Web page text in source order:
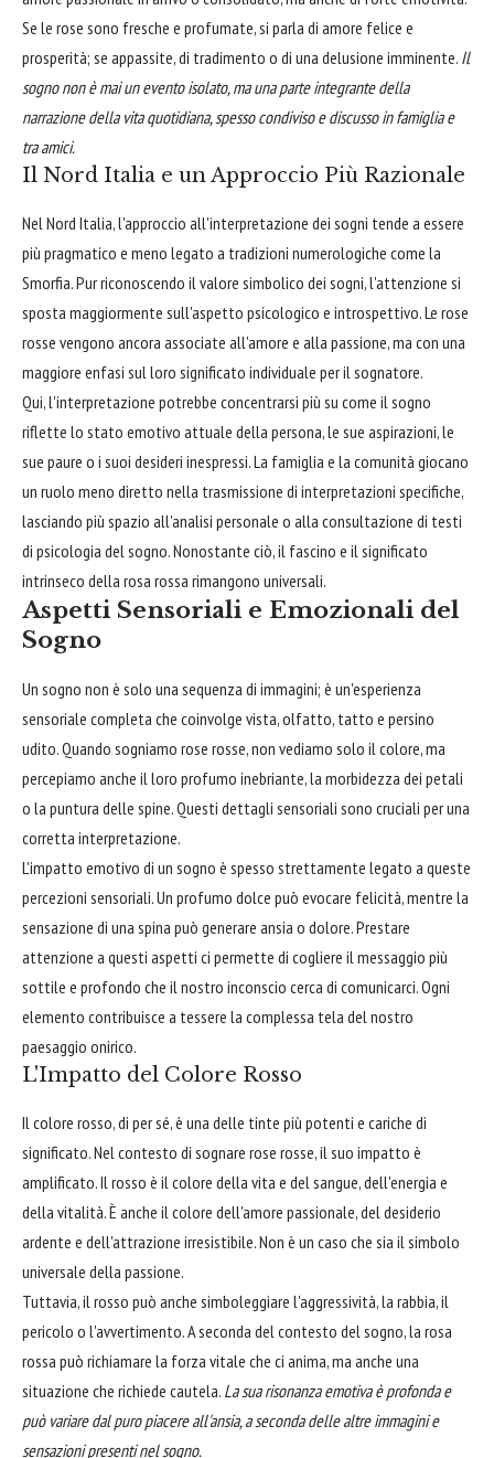
Se le rose sono fresche e profumate, si parla di amore felice e
prosperità; se appassite, di tradimento o di una delusione imminente. Il
sogno non è mai un evento isolato, ma una parte integrante della
narrazione della vita quotidiana, spesso condiviso e discusso in famiglia e
tra amici.
Il Nord Italia e un Approccio Più Razionale
Nel Nord Italia, l'approccio all'interpretazione dei sogni tende a essere
più pragmatico e meno legato a tradizioni numerologiche come la
Smorfia. Pur riconoscendo il valore simbolico dei sogni, l'attenzione si
sposta maggiormente sull'aspetto psicologico e introspettivo. Le rose
rosse vengono ancora associate all'amore e alla passione, ma con una
maggiore enfasi sul loro significato individuale per il sognatore.
Qui, l'interpretazione potrebbe concentrarsi più su come il sogno
riflette lo stato emotivo attuale della persona, le sue aspirazioni, le
sue paure o i suoi desideri inespressi. La famiglia e la comunità giocano
un ruolo meno diretto nella trasmissione di interpretazioni specifiche,
lasciando più spazio all'analisi personale o alla consultazione di testi
di psicologia del sogno. Nonostante ciò, il fascino e il significato
intrinseco della rosa rossa rimangono universali.
Aspetti Sensoriali e Emozionali del
Sogno
Un sogno non è solo una sequenza di immagini; è un'esperienza
sensoriale completa che coinvolge vista, olfatto, tatto e persino
udito. Quando sogniamo rose rosse, non vediamo solo il colore, ma
percepiamo anche il loro profumo inebriante, la morbidezza dei petali
o la puntura delle spine. Questi dettagli sensoriali sono cruciali per una
corretta interpretazione.
L'impatto emotivo di un sogno è spesso strettamente legato a queste
percezioni sensoriali. Un profumo dolce può evocare felicità, mentre la
sensazione di una spina può generare ansia o dolore. Prestare
attenzione a questi aspetti ci permette di cogliere il messaggio più
sottile e profondo che il nostro inconscio cerca di comunicarci. Ogni
elemento contribuisce a tessere la complessa tela del nostro
paesaggio onirico.
L'Impatto del Colore Rosso
Il colore rosso, di per sé, è una delle tinte più potenti e cariche di
significato. Nel contesto di sognare rose rosse, il suo impatto è
amplificato. Il rosso è il colore della vita e del sangue, dell'energia e
della vitalità. È anche il colore dell'amore passionale, del desiderio
ardente e dell'attrazione irresistibile. Non è un caso che sia il simbolo
universale della passione.
Tuttavia, il rosso può anche simboleggiare l'aggressività, la rabbia, il
pericolo o l'avvertimento. A seconda del contesto del sogno, la rosa
rossa può richiamare la forza vitale che ci anima, ma anche una
situazione che richiede cautela. La sua risonanza emotiva è profonda e
può variare dal puro piacere all'ansia, a seconda delle altre immagini e
sensazioni presenti nel sogno.